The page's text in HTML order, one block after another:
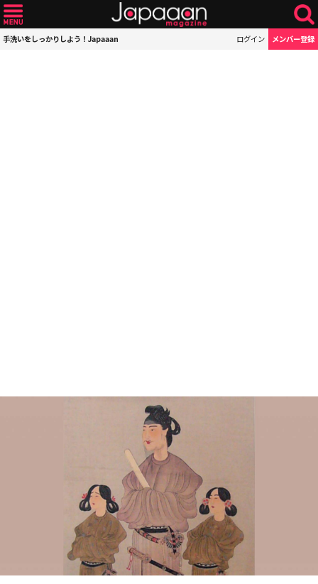
手洗いをしっかりしよう！Japaaan ログイン メンバー登録